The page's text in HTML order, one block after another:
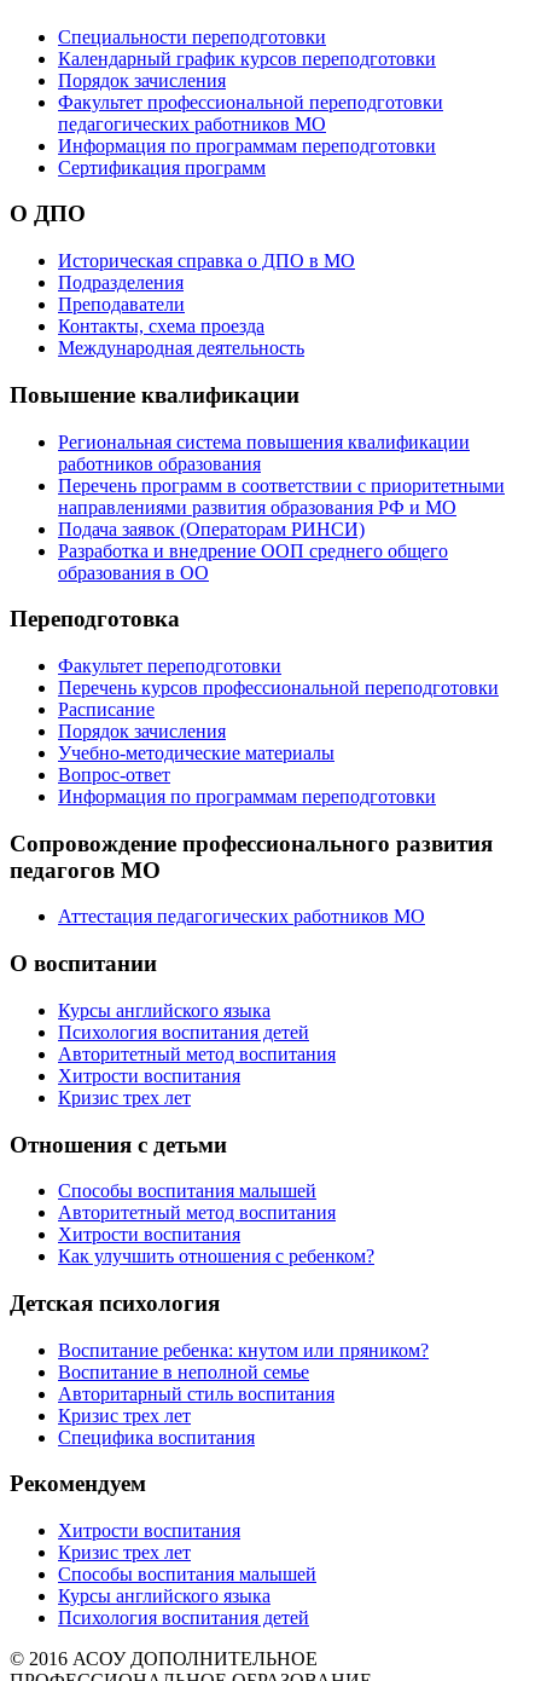
Специальности переподготовки
Календарный график курсов переподготовки
Порядок зачисления
Факультет профессиональной переподготовки
педагогических работников МО
Информация по программам переподготовки
Сертификация программ
О ДПО
Историческая справка о ДПО в МО
Подразделения
Преподаватели
Контакты, схема проезда
Международная деятельность
Повышение квалификации
Региональная система повышения квалификации
работников образования
Перечень программ в соответствии с приоритетными
направлениями развития образования РФ и МО
Подача заявок (Операторам РИНСИ)
Разработка и внедрение ООП среднего общего
образования в ОО
Переподготовка
Факультет переподготовки
Перечень курсов профессиональной переподготовки
Расписание
Порядок зачисления
Учебно-методические материалы
Вопрос-ответ
Информация по программам переподготовки
Сопровождение профессионального развития
педагогов МО
Аттестация педагогических работников МО
О воспитании
Курсы английского языка
Психология воспитания детей
Авторитетный метод воспитания
Хитрости воспитания
Кризис трех лет
Отношения с детьми
Способы воспитания малышей
Авторитетный метод воспитания
Хитрости воспитания
Как улучшить отношения с ребенком?
Детская психология
Воспитание ребенка: кнутом или пряником?
Воспитание в неполной семье
Авторитарный стиль воспитания
Кризис трех лет
Специфика воспитания
Рекомендуем
Хитрости воспитания
Кризис трех лет
Способы воспитания малышей
Курсы английского языка
Психология воспитания детей
© 2016 АСОУ ДОПОЛНИТЕЛЬНОЕ